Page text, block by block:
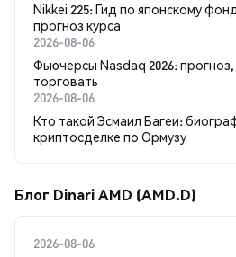
Nikkei 225: Гид по японскому
прогноз курса
2026-08-06
Фьючерсы Nasdaq 2026:
торговать
2026-08-06
Кто такой Эсмаил Багеи:
криптосделке по Ормузу
Блог Dinari AMD (AMD.D)
2026-08-06